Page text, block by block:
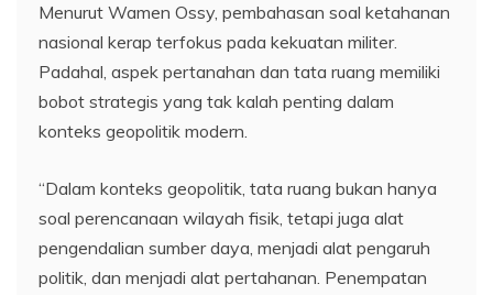
Menurut Wamen Ossy, pembahasan soal ketahanan
nasional kerap terfokus pada kekuatan militer.
Padahal, aspek pertanahan dan tata ruang memiliki
bobot strategis yang tak kalah penting dalam
konteks geopolitik modern.
“Dalam konteks geopolitik, tata ruang bukan hanya
soal perencanaan wilayah fisik, tetapi juga alat
pengendalian sumber daya, menjadi alat pengaruh
politik, dan menjadi alat pertahanan. Penempatan